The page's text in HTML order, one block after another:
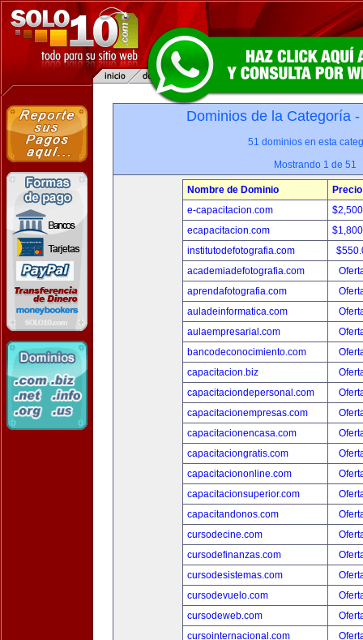
Dominios de la Categoría -
51 dominios en esta
Mostrando 1 de 51
Nombre de Dominio
Precio
e-capacitacion.com
ecapacitacion.com
institutodefotografia.com
academiadefotografia.com
aprendafotografia.com
auladeinformatica.com
aulaempresarial.com
bancodeconocimiento.com
capacitacion.biz
capacitaciondepersonal.com
capacitacionempresas.com
capacitacionencasa.com
capacitaciongratis.com
capacitaciononline.com
capacitacionsuperior.com
capacitandonos.com
cursodecine.com
cursodefinanzas.com
cursodesistemas.com
cursodevuelo.com
cursodeweb.com
cursointernacional.com